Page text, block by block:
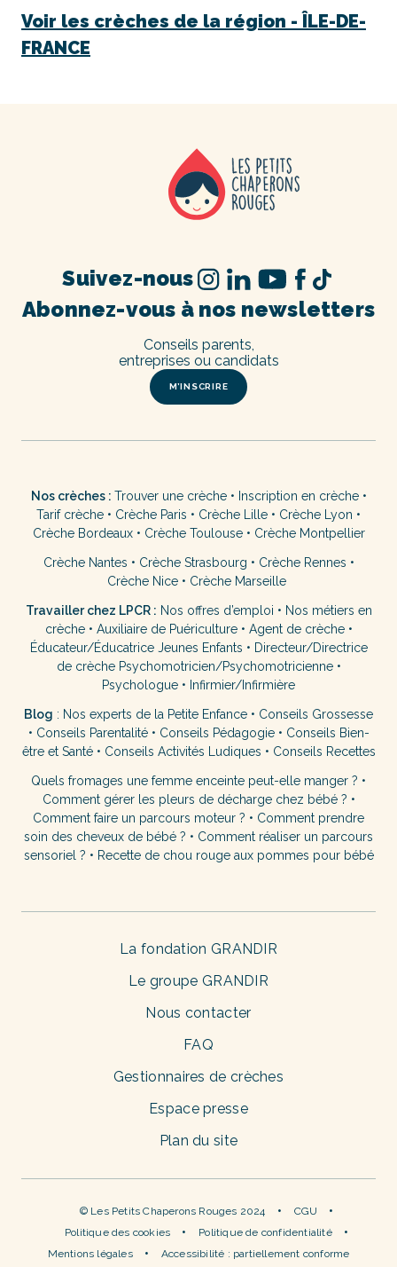
Voir les crèches de la région - ÎLE-DE-
FRANCE
Abonnez-vous à nos newsletters
M’INSCRIRE
Conseils parents,
entreprises ou candidats
Suivez-nous
Nos crèches : Trouver une crèche• Inscription en crèche•
Tarif crèche • Crèche Paris • Crèche Lille • Crèche Lyon •
Crèche Bordeaux• Crèche Toulouse• Crèche Montpellier
Crèche Nantes • Crèche Strasbourg • Crèche Rennes •
Crèche Nice • Crèche Marseille
Travailler chez LPCR : Nos offres d’emploi • Nos métiers en
crèche• Auxiliaire de Puériculture• Agent de crèche•
Éducateur/Éducatrice Jeunes Enfants • Directeur/Directrice
de crèche Psychomotricien/Psychomotricienne•
Psychologue • Infirmier/Infirmière
Blog : Nos experts de la Petite Enfance • Conseils Grossesse
• Conseils Parentalité• Conseils Pédagogie• Conseils Bien-
être et Santé• Conseils Activités Ludiques • Conseils Recettes
Quels fromages une femme enceinte peut-elle manger ? •
Comment gérer les pleurs de décharge chez bébé ? •
Comment faire un parcours moteur ? • Comment prendre
soin des cheveux de bébé ? • Comment réaliser un parcours
sensoriel ? • Recette de chou rouge aux pommes pour bébé
La fondation GRANDIR
Le groupe GRANDIR
Nous contacter
FAQ
Gestionnaires de crèches
Espace presse
Plan du site
© Les Petits Chaperons Rouges 2024
CGU
Politique des cookies
Politique de confidentialité
Mentions légales
Accessibilité : partiellement conforme